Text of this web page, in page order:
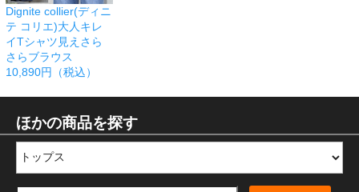
Dignite collier(ディニ
テ コリエ)大人キレ
イTシャツ見えさら
さらブラウス
10,890円（税込）
ほかの商品を探す